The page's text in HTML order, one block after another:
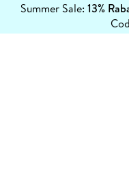
Summer Sale: 13%
erfahren